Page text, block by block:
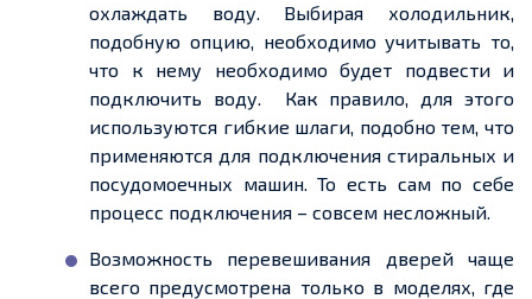
охлаждать воду. Выбирая холодильник,
подобную опцию, необходимо учитывать то,
что к нему необходимо будет подвести и
подключить воду. Как правило, для этого
используются гибкие шлаги, подобно тем, что
применяются для подключения стиральных и
посудомоечных машин. То есть сам по себе
процесс подключения – совсем несложный.
Возможность перевешивания дверей чаще
всего предусмотрена только в моделях, где